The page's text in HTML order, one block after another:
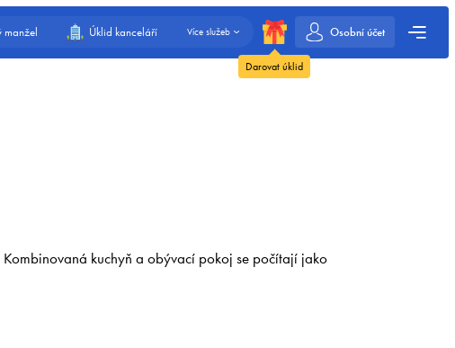
manžel Úklid kanceláří Více služeb
Darovat úklid
Osobní účet
kuchyň a obývací pokoj se počítají jako